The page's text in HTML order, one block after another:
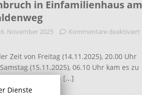
in Einfamilienhaus am
November 2025 Kommentare deaktiviert
Zeit von Freitag (14.11.2025), 20.00 Uhr
(15.11.2025), 06.10 Uhr kam es zu
Einbruch in ein [...]
Dienste